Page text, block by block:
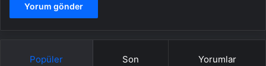
Popüler Son Yorumlar